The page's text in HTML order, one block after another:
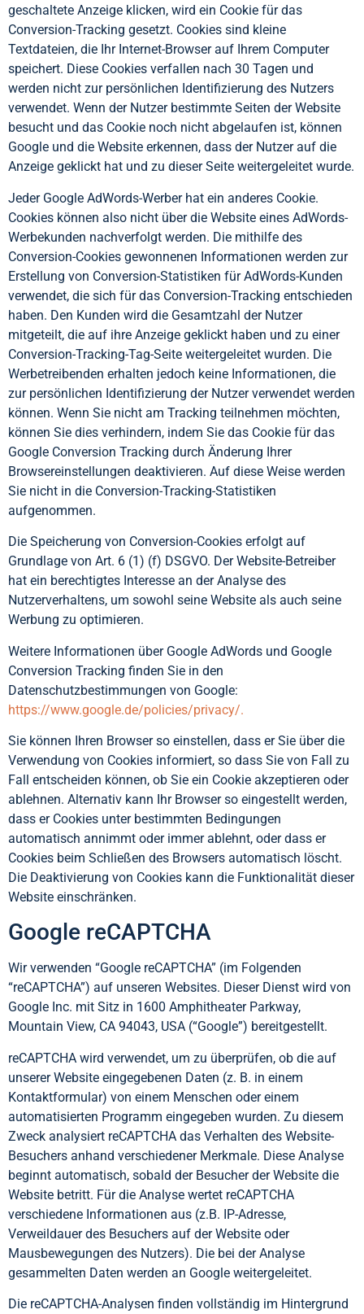
geschaltete Anzeige klicken, wird ein Cookie für das
Conversion-Tracking gesetzt. Cookies sind kleine
Textdateien, die Ihr Internet-Browser auf Ihrem Computer
speichert. Diese Cookies verfallen nach 30 Tagen und
werden nicht zur persönlichen Identifizierung des Nutzers
verwendet. Wenn der Nutzer bestimmte Seiten der Website
besucht und das Cookie noch nicht abgelaufen ist, können
Google und die Website erkennen, dass der Nutzer auf die
Anzeige geklickt hat und zu dieser Seite weitergeleitet wurde.
Jeder Google AdWords-Werber hat ein anderes Cookie.
Cookies können also nicht über die Website eines AdWords-
Werbekunden nachverfolgt werden. Die mithilfe des
Conversion-Cookies gewonnenen Informationen werden zur
Erstellung von Conversion-Statistiken für AdWords-Kunden
verwendet, die sich für das Conversion-Tracking entschieden
haben. Den Kunden wird die Gesamtzahl der Nutzer
mitgeteilt, die auf ihre Anzeige geklickt haben und zu einer
Conversion-Tracking-Tag-Seite weitergeleitet wurden. Die
Werbetreibenden erhalten jedoch keine Informationen, die
zur persönlichen Identifizierung der Nutzer verwendet werden
können. Wenn Sie nicht am Tracking teilnehmen möchten,
können Sie dies verhindern, indem Sie das Cookie für das
Google Conversion Tracking durch Änderung Ihrer
Browsereinstellungen deaktivieren. Auf diese Weise werden
Sie nicht in die Conversion-Tracking-Statistiken
aufgenommen.
Die Speicherung von Conversion-Cookies erfolgt auf
Grundlage von Art. 6 (1) (f) DSGVO. Der Website-Betreiber
hat ein berechtigtes Interesse an der Analyse des
Nutzerverhaltens, um sowohl seine Website als auch seine
Werbung zu optimieren.
Weitere Informationen über Google AdWords und Google
Conversion Tracking finden Sie in den
Datenschutzbestimmungen von Google:
https://www.google.de/policies/privacy/.
Sie können Ihren Browser so einstellen, dass er Sie über die
Verwendung von Cookies informiert, so dass Sie von Fall zu
Fall entscheiden können, ob Sie ein Cookie akzeptieren oder
ablehnen. Alternativ kann Ihr Browser so eingestellt werden,
dass er Cookies unter bestimmten Bedingungen
automatisch annimmt oder immer ablehnt, oder dass er
Cookies beim Schließen des Browsers automatisch löscht.
Die Deaktivierung von Cookies kann die Funktionalität dieser
Website einschränken.
Google reCAPTCHA
Wir verwenden “Google reCAPTCHA” (im Folgenden
“reCAPTCHA”) auf unseren Websites. Dieser Dienst wird von
Google Inc. mit Sitz in 1600 Amphitheater Parkway,
Mountain View, CA 94043, USA (“Google”) bereitgestellt.
reCAPTCHA wird verwendet, um zu überprüfen, ob die auf
unserer Website eingegebenen Daten (z. B. in einem
Kontaktformular) von einem Menschen oder einem
automatisierten Programm eingegeben wurden. Zu diesem
Zweck analysiert reCAPTCHA das Verhalten des Website-
Besuchers anhand verschiedener Merkmale. Diese Analyse
beginnt automatisch, sobald der Besucher der Website die
Website betritt. Für die Analyse wertet reCAPTCHA
verschiedene Informationen aus (z.B. IP-Adresse,
Verweildauer des Besuchers auf der Website oder
Mausbewegungen des Nutzers). Die bei der Analyse
gesammelten Daten werden an Google weitergeleitet.
Die reCAPTCHA-Analysen finden vollständig im Hintergrund